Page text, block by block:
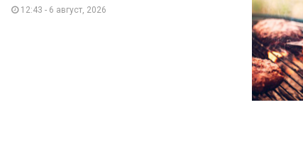
12:43 - 6 август, 2026